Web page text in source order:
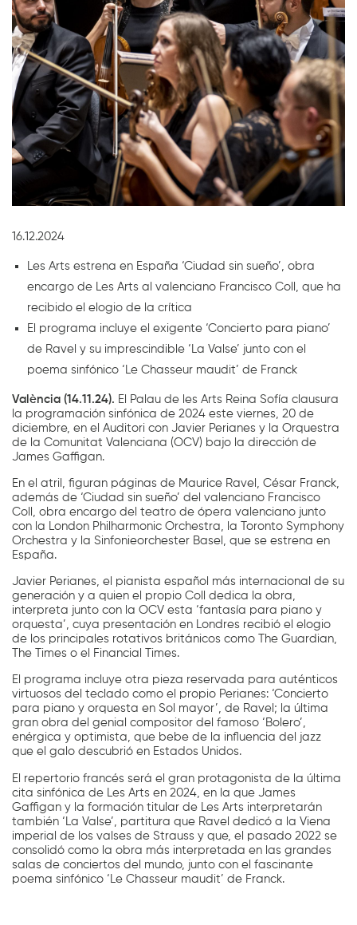
16.12.2024
Les Arts estrena en España ‘Ciudad sin sueño’, obra
encargo de Les Arts al valenciano Francisco Coll, que ha
recibido el elogio de la crítica
El programa incluye el exigente ‘Concierto para piano’
de Ravel y su imprescindible ‘La Valse’ junto con el
poema sinfónico ‘Le Chasseur maudit’ de Franck
València (14.11.24). El Palau de les Arts Reina Sofía clausura
la programación sinfónica de 2024 este viernes, 20 de
diciembre, en el Auditori con Javier Perianes y la Orquestra
de la Comunitat Valenciana (OCV) bajo la dirección de
James Gaffigan.
En el atril, figuran páginas de Maurice Ravel, César Franck,
además de ‘Ciudad sin sueño’ del valenciano Francisco
Coll, obra encargo del teatro de ópera valenciano junto
con la London Philharmonic Orchestra, la Toronto Symphony
Orchestra y la Sinfonieorchester Basel, que se estrena en
España.
Javier Perianes, el pianista español más internacional de su
generación y a quien el propio Coll dedica la obra,
interpreta junto con la OCV esta ‘fantasía para piano y
orquesta’, cuya presentación en Londres recibió el elogio
de los principales rotativos británicos como The Guardian,
The Times o el Financial Times.
El programa incluye otra pieza reservada para auténticos
virtuosos del teclado como el propio Perianes: ‘Concierto
para piano y orquesta en Sol mayor’, de Ravel; la última
gran obra del genial compositor del famoso ‘Bolero’,
enérgica y optimista, que bebe de la influencia del jazz
que el galo descubrió en Estados Unidos.
El repertorio francés será el gran protagonista de la última
cita sinfónica de Les Arts en 2024, en la que James
Gaffigan y la formación titular de Les Arts interpretarán
también ‘La Valse’, partitura que Ravel dedicó a la Viena
imperial de los valses de Strauss y que, el pasado 2022 se
consolidó como la obra más interpretada en las grandes
salas de conciertos del mundo, junto con el fascinante
poema sinfónico ‘Le Chasseur maudit’ de Franck.